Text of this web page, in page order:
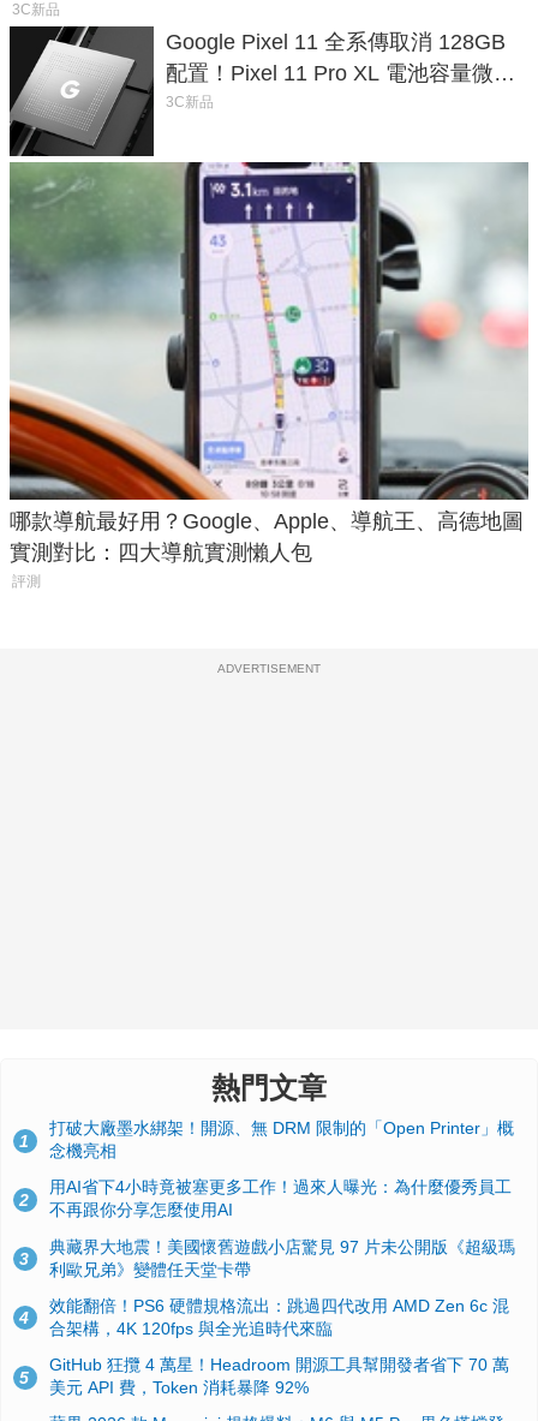
3C新品
Google Pixel 11 全系傳取消 128GB
配置！Pixel 11 Pro XL 電池容量微降
1.6%
3C新品
哪款導航最好用？Google、Apple、導航王、高德地圖
實測對比：四大導航實測懶人包
評測
ADVERTISEMENT
熱門文章
1
打破大廠墨水綁架！開源、無 DRM 限制的「Open Printer」概
念機亮相
2
用AI省下4小時竟被塞更多工作！過來人曝光：為什麼優秀員工
不再跟你分享怎麼使用AI
3
典藏界大地震！美國懷舊遊戲小店驚見 97 片未公開版《超級瑪
利歐兄弟》變體任天堂卡帶
4
效能翻倍！PS6 硬體規格流出：跳過四代改用 AMD Zen 6c 混
合架構，4K 120fps 與全光追時代來臨
5
GitHub 狂攬 4 萬星！Headroom 開源工具幫開發者省下 70 萬
美元 API 費，Token 消耗暴降 92%